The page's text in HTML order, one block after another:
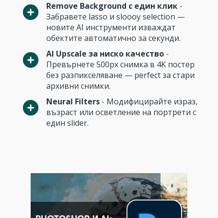
Remove Background с един клик -
Забравете lasso и sloooy selection —
новите AI инструменти изваждат
обектите автоматично за секунди.
AI Upscale за ниско качество -
Превърнете 500px снимка в 4K постер
без разпикселяване — perfect за стари
архивни снимки.
Neural Filters - Mодифицирайте израз,
възраст или осветление на портрети с
един slider.